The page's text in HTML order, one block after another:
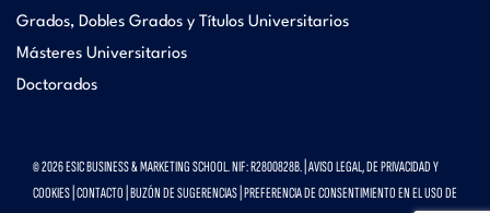
Grados, Dobles Grados y Títulos Universitarios
Másteres Universitarios
Doctorados
© 2026 ESIC BUSINESS & MARKETING SCHOOL. NIF: R2800828B. | AVISO LEGAL, DE PRIVACIDAD Y
COOKIES CONTACTO BUZÓN DE SUGERENCIAS PREFERENCIA DE CONSENTIMIENTO EN EL USO DE